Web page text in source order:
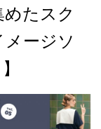
たスク
ージソ